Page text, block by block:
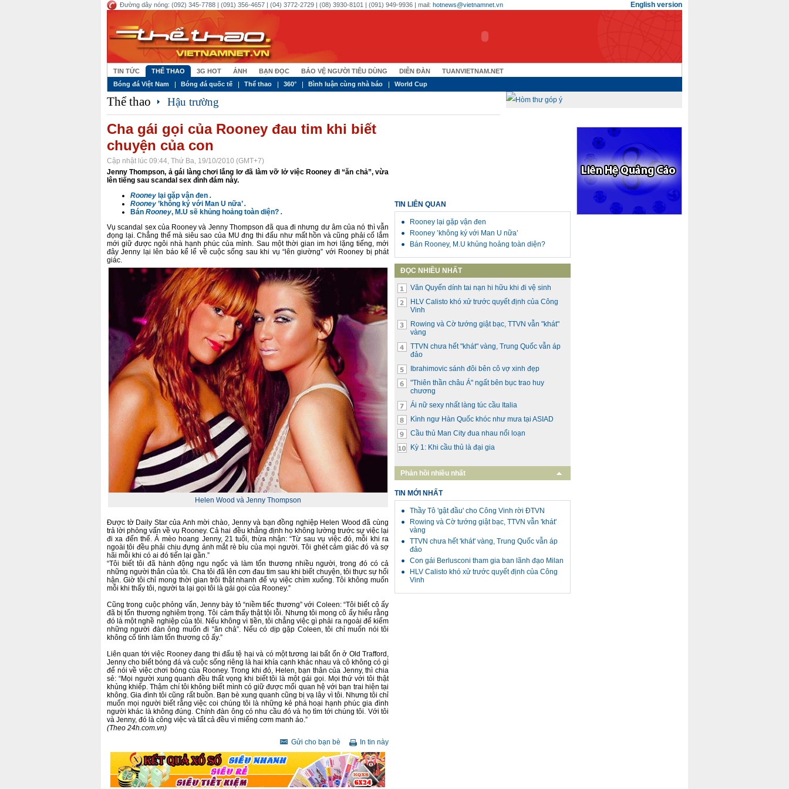
English version
Đường dây nóng: (092) 345-7788 | (091) 356-4657 | (04) 3772-2729 | (08) 3930-8101 | (091) 949-9936 | mail: hotnews@vietnamnet.vn
TIN TỨC THỂ THAO 3G HOT ẢNH BẠN ĐỌC BẢO VỆ NGƯỜI TIÊU DÙNG DIỄN ĐÀN
TUANVIETNAM.NET
Bóng đá Việt Nam
Bóng đá quốc tế Thể thao 360° Bình luận cùng nhà báo World Cup
Thể thao Hậu trường
Cha gái gọi của Rooney đau tim khi biết
chuyện của con
Cập nhật lúc 09:44, Thứ Ba, 19/10/2010 (GMT+7)
Jenny Thompson, ả gái làng chơi lẳng lơ đã làm vỡ lở việc Rooney đi “ăn chả”, vừa
lên tiếng sau scandal sex đình đám này.
Rooney lại gặp vận đen .
Rooney ’không ký với Man U nữa’.
Bán Rooney, M.U sẽ khủng hoảng toàn diện? .
Vụ scandal sex của Rooney và Jenny Thompson đã qua đi nhưng dư âm của nó thì vẫn
đọng lại. Chẳng thế mà siêu sao của MU đng thi đấu như mất hồn và cũng phải cố lắm
mới giữ được ngôi nhà hạnh phúc của mình. Sau một thời gian im hơi lặng tiếng, mới
đây Jenny lại lên báo kể lể về cuộc sống sau khi vụ “lên giường” với Rooney bị phát
giác.
Helen Wood và Jenny Thompson
Được tờ Daily Star của Anh mời chào, Jenny và bạn đồng nghiệp Helen Wood đã cùng
trả lời phỏng vấn về vụ Rooney. Cả hai đều khẳng định họ không lường trước sự việc lại
đi xa đến thế. Ả mèo hoang Jenny, 21 tuổi, thừa nhận: “Từ sau vụ việc đó, mỗi khi ra
ngoài tôi đều phải chịu đựng ánh mắt rè bỉu của mọi người. Tôi ghét cảm giác đó và sợ
hãi mỗi khi có ai đó tiến lại gần.”
“Tôi biết tôi đã hành động ngu ngốc và làm tổn thương nhiều người, trong đó có cả
những người thân của tôi. Cha tôi đã lên cơn đau tim sau khi biết chuyện, tôi thực sự hối
hận. Giờ tôi chỉ mong thời gian trôi thật nhanh để vụ việc chìm xuống. Tôi không muốn
mỗi khi thấy tôi, người ta lại gọi tôi là gái gọi của Rooney.”
Cũng trong cuộc phỏng vấn, Jenny bày tỏ “niềm tiếc thương” với Coleen: “Tôi biết cô ấy
đã bị tổn thương nghiêm trọng. Tôi cảm thấy thật tội lỗi. Nhưng tôi mong cô ấy hiểu rằng
đó là một nghề nghiệp của tôi. Nếu không vì tiền, tôi chẳng việc gì phải ra ngoài để kiếm
những người đàn ông muốn đi “ăn chả”. Nếu có dịp gặp Coleen, tôi chỉ muốn nói tôi
không cố tình làm tổn thương cô ấy.”
Liên quan tới việc Rooney đang thi đấu tệ hại và có một tương lai bất ổn ở Old Trafford,
Jenny cho biết bóng đá và cuộc sống riêng là hai khía cạnh khác nhau và cô không có gì
để nói về việc chơi bóng của Rooney. Trong khi đó, Helen, bạn thân của Jenny, thì chia
sẻ: “Mọi người xung quanh đều thất vọng khi biết tôi là một gái gọi. Mọi thứ với tôi thật
khủng khiếp. Thậm chí tôi không biết mình có giữ được mối quan hệ với bạn trai hiện tại
không. Gia đình tôi cũng rất buồn. Bạn bè xung quanh cũng bị vạ lây vì tôi. Nhưng tôi chỉ
muốn mọi người biết rằng việc coi chúng tôi là những kẻ phá hoại hạnh phúc gia đình
người khác là không đúng. Chính đàn ông có nhu cầu đó và họ tìm tới chúng tôi. Với tôi
và Jenny, đó là công việc và tất cả đều vì miếng cơm manh áo.”
(Theo 24h.com.vn)
Gửi cho bạn bè
In tin này
TIN LIÊN QUAN
Rooney lại gặp vận đen
Rooney ’không ký với Man U nữa’
Bán Rooney, M.U khủng hoảng toàn diện?
ĐỌC NHIỀU NHẤT
Văn Quyến dính tai nạn hi hữu khi đi vệ sinh
HLV Calisto khó xử trước quyết định của Công
Vinh
Rowing và Cờ tướng giật bạc, TTVN vẫn "khát"
vàng
TTVN chưa hết "khát" vàng, Trung Quốc vẫn áp
đảo
Ibrahimovic sánh đôi bên cô vợ xinh đẹp
"Thiên thần châu Á" ngất bên bục trao huy
chương
Ái nữ sexy nhất làng túc cầu Italia
Kình ngư Hàn Quốc khóc như mưa tại ASIAD
Cầu thủ Man City đua nhau nổi loạn
Kỳ 1: Khi cầu thủ là đại gia
Phản hồi nhiều nhất
TIN MỚI NHẤT
Thầy Tô 'gật đầu' cho Công Vinh rời ĐTVN
Rowing và Cờ tướng giật bạc, TTVN vẫn 'khát'
vàng
TTVN chưa hết 'khát' vàng, Trung Quốc vẫn áp
đảo
Con gái Berlusconi tham gia ban lãnh đạo Milan
HLV Calisto khó xử trước quyết định của Công
Vinh